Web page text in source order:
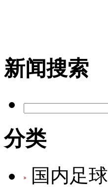
新闻搜索
分类
国内足球